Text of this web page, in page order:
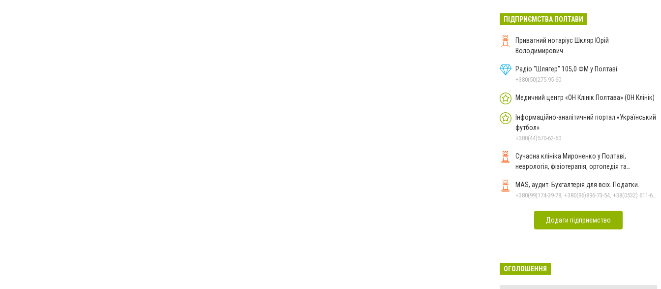
ПІДПРИЄМСТВА ПОЛТАВИ
Приватний нотаріус Шкляр Юрій
Володимирович
Радіо "Шлягер" 105,0 ФМ у Полтаві
+380(50)275-95-60
Медичний центр «ОН Клінік Полтава» (ОН Клінік)
Інформаційно-аналітичний портал «Український
футбол»
+380(44)570-62-50
Сучасна клініка Мироненко у Полтаві,
неврологія, фізіотерапія, ортопедія та
MAS, аудит. Бухгалтерія для всіх. Податки.
Додати підприємство
ОГОЛОШЕННЯ